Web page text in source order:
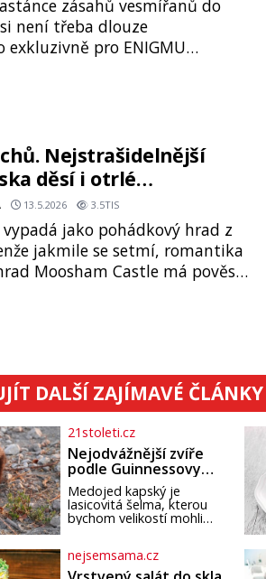
zásahů vesmířanů do
není třeba dlouze
exkluzivně pro ENIGMU
na budoucnost,
von Däniken? Orbitální
asi 1873 kilometrů,
Nejstrašidelnější
děsí i otrlé
13.5.2026 3.5TIS
jako pohádkový hrad z
jakmile se setmí, romantika
Moosham Castle má pověst
v celé zemi. Lidé tu údajně
chodbách, šeptání ze zdí i
Kamenný hrad stojí
uDALŠÍ ZAJÍMAVÉ ČLÁNKY
21stoleti.cz
Nejodvážnější zvíře
podle Guinnessovy
knihy rekordů?
Šelmička s pruhem na
hřbetě!
Medojed kapský je
lasicovitá šelma, kterou
bychom velikostí mohli
nebojácná, ostatně bývá
označována za
nejsemsama.cz